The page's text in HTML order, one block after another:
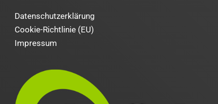
Datenschutzerklärung
Cookie-Richtlinie (EU)
Impressum